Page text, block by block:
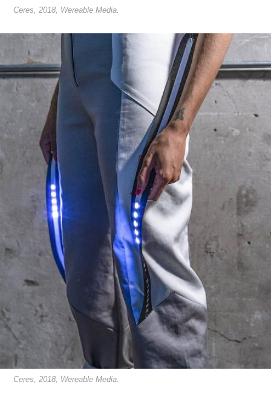
Ceres, 2018, Wereable Media.
Ceres, 2018, Wereable Media.